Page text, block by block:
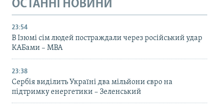
ОСТАННІ НОВИНИ
23:54
В Ізюмі сім людей постраждали через російський удар
КАБами – МВА
23:38
Сербія виділить Україні два мільйони євро на
підтримку енергетики – Зеленський